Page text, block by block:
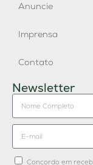
Anuncie
Imprensa
Contato
Newsletter
Concordo em